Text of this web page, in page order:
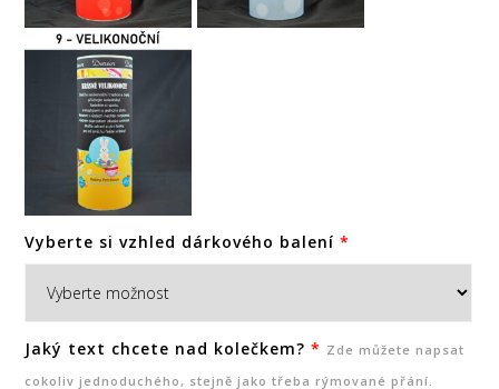
Vyberte si vzhled dárkového balení *
Jaký text chcete nad kolečkem? * Zde můžete napsat
cokoliv jednoduchého, stejně jako třeba rýmované přání.